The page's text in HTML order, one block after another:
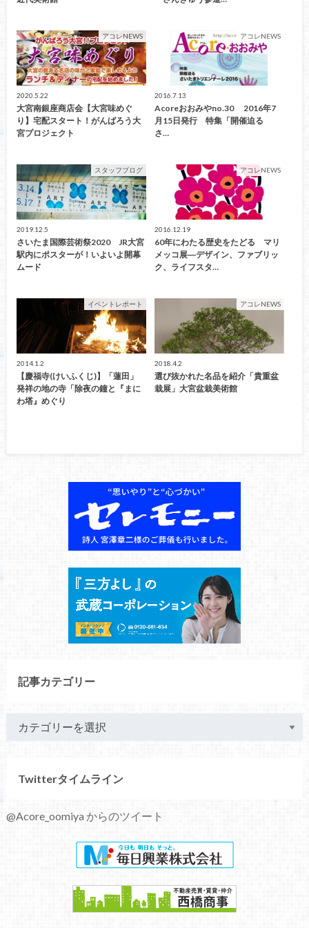
アコレNEWS
2020.5.22
大宮南銀座商店会【大宮味めぐ
り】宅配スタート！がんばろう大
宮プロジェクト
アコレNEWS
2016.7.13
Acoreおおみやno.30 2016年7
月15日発行 特集「開催迫る
さ…
スタッフブログ
2019.12.5
さいたま国際芸術祭2020 JR大宮
駅内にポスターが！いよいよ開幕
ムード
アコレNEWS
2016.12.19
60年にわたる歴史をたどる マリ
メッコ展―デザイン、ファブリッ
ク、ライフスタ…
イベントレポート
2014.1.2
【慶福寺(けいふくじ)】「蓮田」
発祥の地の寺「除夜の鐘と『まに
わ塔』めぐり
アコレNEWS
2018.4.2
選び抜かれた名品を紹介「貴重盆
栽展」大宮盆栽美術館
記事カテゴリー
Twitterタイムライン
@Acore_oomiya からのツイート